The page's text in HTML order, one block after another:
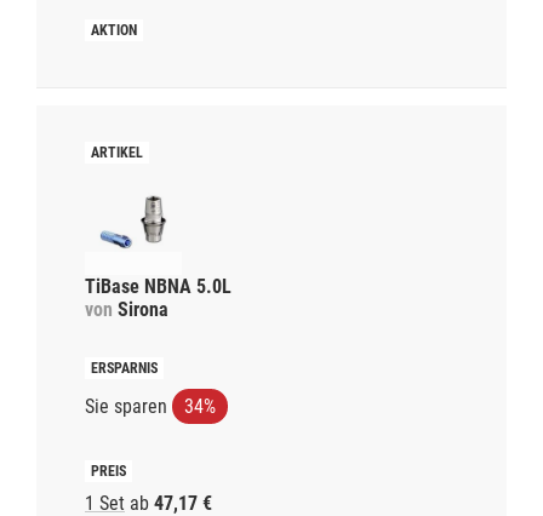
TiBase NBNA 5.0L
von Sirona
Sie sparen 34%
1 Set ab 47,17 €